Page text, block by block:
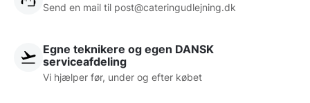
Send en mail til post@cateringudlejning.dk
Egne teknikere og egen DANSK
serviceafdeling
Vi hjælper før, under og efter købet